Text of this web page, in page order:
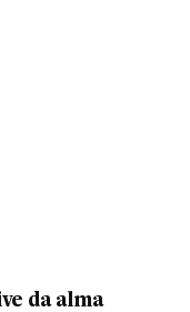
da alma